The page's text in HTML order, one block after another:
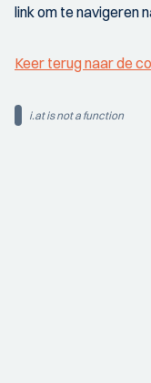
link om te navigeren
Keer terug naar de
i.at is not a function